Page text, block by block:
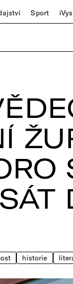
Sport
historie